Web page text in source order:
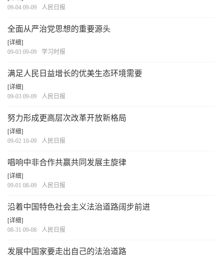
09-04 09-09
人民日报
全面从严治党思想的重要源头
[详细]
09-03 09-09
学习时报
满足人民日益增长的优美生态环境需要
[详细]
09-03 09-09
人民日报
努力形成更高层次改革开放新格局
[详细]
09-02 10-09
人民日报
唱响中非合作共赢共同发展主旋律
[详细]
09-01 08-09
人民日报
沿着中国特色社会主义法治道路阔步前进
[详细]
08-31 09-08
人民日报
发展中国家要走出自己的法治道路